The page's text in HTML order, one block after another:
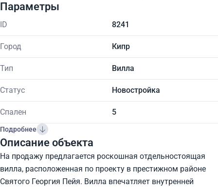
Параметры
ID 8241
Город Кипр
Тип Вилла
Статус Новостройка
Спален 5
Подробнее
Описание объекта
На продажу предлагается роскошная отдельностоящая
вилла, расположенная по проекту в престижном районе
Святого Георгия Пейя. Вилла впечатляет внутренней